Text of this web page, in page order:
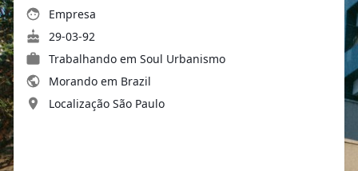
Empresa
29-03-92
Trabalhando em Soul Urbanismo
Morando em Brazil
Localização São Paulo